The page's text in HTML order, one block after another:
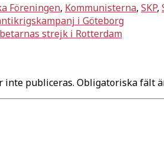
Föreningen, Kommunisterna, SKP,
i Göteborg
strejk i Rotterdam
inte publiceras. Obligatoriska fält